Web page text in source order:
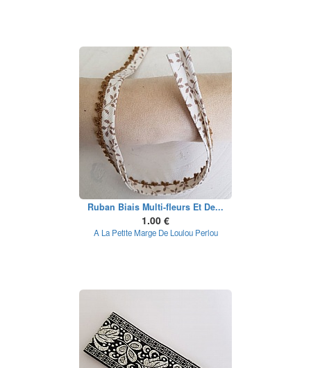
Ruban Biais Multi-fleurs Et De...
1.00 €
A La Petite Marge De Loulou Perlou